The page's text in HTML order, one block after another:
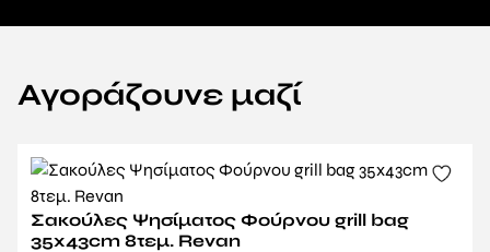
Αγοράζουνε μαζί
Σακούλες Ψησίματος Φούρνου grill bag
35x43cm 8τεμ. Revan